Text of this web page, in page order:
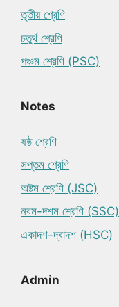
তৃতীয় শ্রেণি
চতুর্থ শ্রেণি
পঞ্চম শ্রেণি (PSC)
Notes
ষষ্ঠ শ্রেণি
সপ্তম শ্রেণি
অষ্টম শ্রেণি (JSC)
নবম-দশম শ্রেণি (SSC)
একাদশ-দ্বাদশ (HSC)
Admin